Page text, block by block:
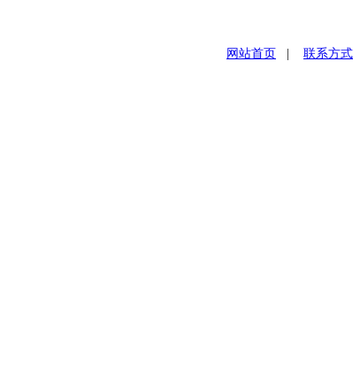
网站首页 联系方式